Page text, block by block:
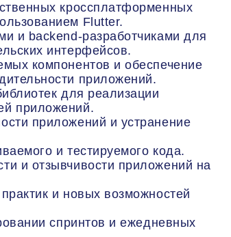
кроссплатформенных
Flutter.
и backend-разработчиками для
интерфейсов.
компонентов и обеспечение
приложений.
для реализации
приложений.
приложений и устранение
и тестируемого кода.
и отзывчивости приложений на
и новых возможностей
спринтов и ежедневных